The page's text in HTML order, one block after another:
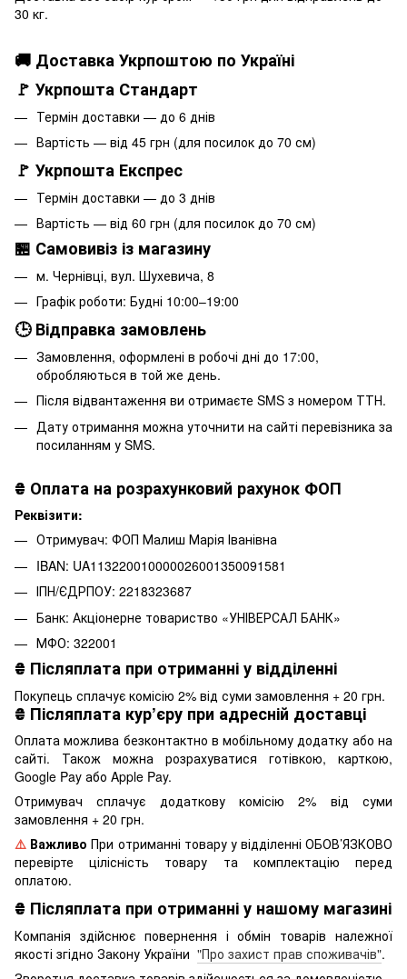
30 кг.
🚚 Доставка Укрпоштою по Україні
🚩 Укрпошта Стандарт
Термін доставки — до 6 днів
Вартість — від 45 грн (для посилок до 70 см)
🚩 Укрпошта Експрес
Термін доставки — до 3 днів
Вартість — від 60 грн (для посилок до 70 см)
🏪 Самовивіз із магазину
м. Чернівці, вул. Шухевича, 8
Графік роботи: Будні 10:00–19:00
🕒 Відправка замовлень
Замовлення, оформлені в робочі дні до 17:00,
обробляються в той же день.
Після відвантаження ви отримаєте SMS з номером ТТН.
Дату отримання можна уточнити на сайті перевізника за
посиланням у SMS.
₴ Оплата на розрахунковий рахунок ФОП
Реквізити:
Отримувач: ФОП Малиш Марія Іванівна
IBAN: UA113220010000026001350091581
ІПН/ЄДРПОУ: 2218323687
Банк: Акціонерне товариство «УНІВЕРСАЛ БАНК»
МФО: 322001
₴ Післяплата при отриманні у відділенні
Покупець сплачує комісію 2% від суми замовлення + 20 грн.
₴ Післяплата кур’єру при адресній доставці
Оплата можлива безконтактно в мобільному додатку або на
сайті. Також можна розрахуватися готівкою, карткою,
Google Pay або Apple Pay.
Отримувач сплачує додаткову комісію 2% від суми
замовлення + 20 грн.
⚠️ Важливо При отриманні товару у відділенні ОБОВ’ЯЗКОВО
перевірте цілісність товару та комплектацію перед
оплатою.
₴ Післяплата при отриманні у нашому магазині
Компанія здійснює повернення і обмін товарів належної
якості згідно Закону України "Про захист прав споживачів".